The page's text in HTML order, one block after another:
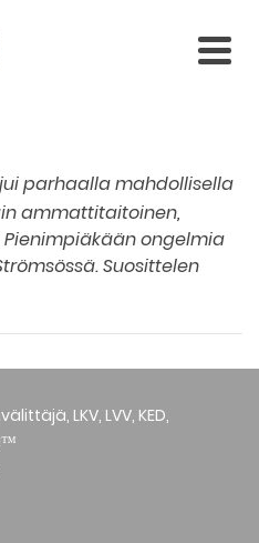
parhaalla mahdollisella
ammattitaitoinen,
ongelmia
Suosittelen
LKV, LVV, KED,